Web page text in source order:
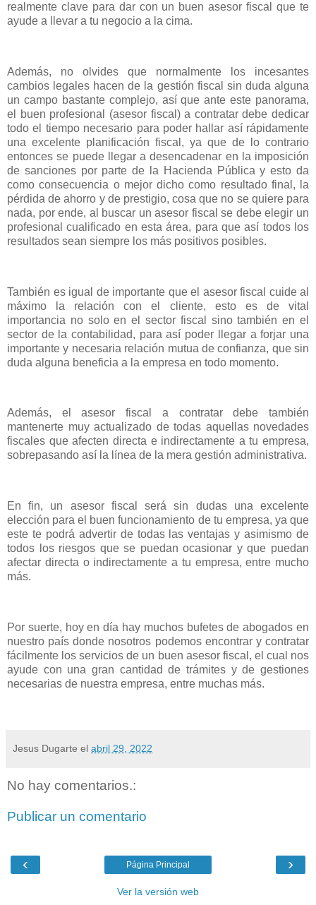
realmente clave para dar con un buen asesor fiscal que te
ayude a llevar a tu negocio a la cima.
Además, no olvides que normalmente los incesantes
cambios legales hacen de la gestión fiscal sin duda alguna
un campo bastante complejo, así que ante este panorama,
el buen profesional (asesor fiscal) a contratar debe dedicar
todo el tiempo necesario para poder hallar así rápidamente
una excelente planificación fiscal, ya que de lo contrario
entonces se puede llegar a desencadenar en la imposición
de sanciones por parte de la Hacienda Pública y esto da
como consecuencia o mejor dicho como resultado final, la
pérdida de ahorro y de prestigio, cosa que no se quiere para
nada, por ende, al buscar un asesor fiscal se debe elegir un
profesional cualificado en esta área, para que así todos los
resultados sean siempre los más positivos posibles.
También es igual de importante que el asesor fiscal cuide al
máximo la relación con el cliente, esto es de vital
importancia no solo en el sector fiscal sino también en el
sector de la contabilidad, para así poder llegar a forjar una
importante y necesaria relación mutua de confianza, que sin
duda alguna beneficia a la empresa en todo momento.
Además, el asesor fiscal a contratar debe también
mantenerte muy actualizado de todas aquellas novedades
fiscales que afecten directa e indirectamente a tu empresa,
sobrepasando así la línea de la mera gestión administrativa.
En fin, un asesor fiscal será sin dudas una excelente
elección para el buen funcionamiento de tu empresa, ya que
este te podrá advertir de todas las ventajas y asimismo de
todos los riesgos que se puedan ocasionar y que puedan
afectar directa o indirectamente a tu empresa, entre mucho
más.
Por suerte, hoy en día hay muchos bufetes de abogados en
nuestro país donde nosotros podemos encontrar y contratar
fácilmente los servicios de un buen asesor fiscal, el cual nos
ayude con una gran cantidad de trámites y de gestiones
necesarias de nuestra empresa, entre muchas más.
Jesus Dugarte el abril 29, 2022
No hay comentarios.:
Publicar un comentario
‹ ›
Página Principal
Ver la versión web